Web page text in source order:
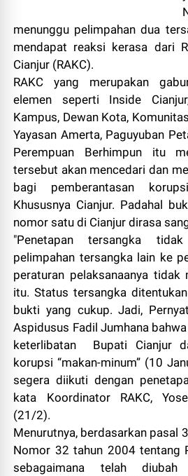
menunggu pelimpahan dua
mendapat reaksi kerasa dari
Cianjur (RAKC).
RAKC yang merupakan
elemen seperti Inside
Kampus, Dewan Kota,
Yayasan Amerta, Paguyuban
Perempuan Berhimpun itu
tersebut akan mencedari dan
bagi pemberantasan
Khususnya Cianjur. Padahal
nomor satu di Cianjur dirasa
"Penetapan tersangka
pelimpahan tersangka lain ke
peraturan pelaksanaanya
itu. Status tersangka
bukti yang cukup. Jadi,
Aspidusus Fadil Jumhana
keterlibatan Bupati Cianjur
korupsi “makan-minum” (10
segera diikuti dengan
kata Koordinator RAKC,
(21/2).
Menurutnya, berdasarkan pasal
Nomor 32 tahun 2004 tentang
sebagaimana telah diubah